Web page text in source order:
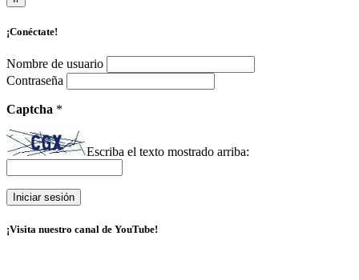
¡Conéctate!
Nombre de usuario
Contraseña
Captcha *
Escriba el texto mostrado arriba:
¡Visita nuestro canal de YouTube!